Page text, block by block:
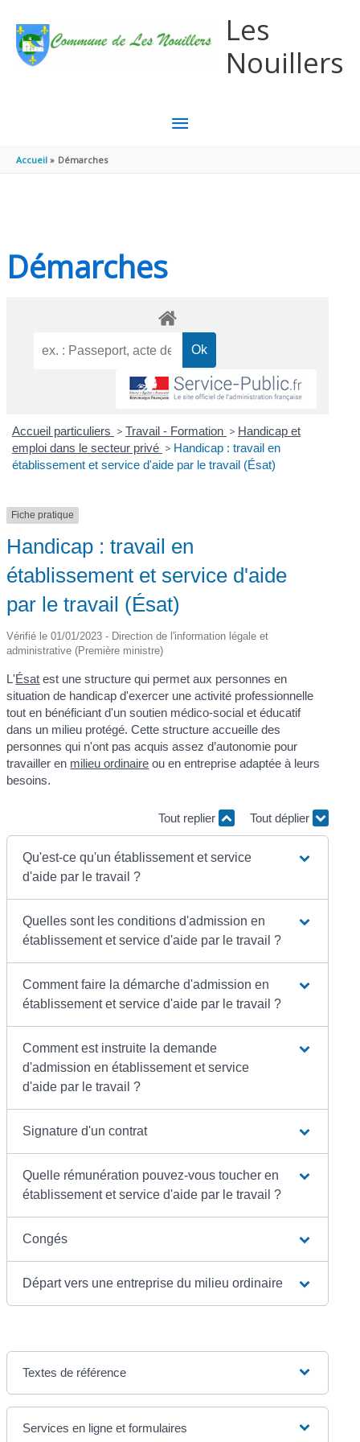
Les
Nouillers
MENU
Accueil Démarches
Démarches
Accueil particuliers > Travail - Formation > Handicap et
emploi dans le secteur privé > Handicap : travail en
établissement et service d'aide par le travail (Ésat)
Fiche pratique
Handicap : travail en
établissement et service d'aide
par le travail (Ésat)
Vérifié le 01/01/2023 - Direction de l'information légale et
administrative (Première ministre)
L'Ésat est une structure qui permet aux personnes en
situation de handicap d'exercer une activité professionnelle
tout en bénéficiant d'un soutien médico-social et éducatif
dans un milieu protégé. Cette structure accueille des
personnes qui n'ont pas acquis assez d’autonomie pour
travailler en milieu ordinaire ou en entreprise adaptée à leurs
besoins.
Tout replier Tout déplier
Qu'est-ce qu'un établissement et service
d'aide par le travail ?
Quelles sont les conditions d'admission en
établissement et service d'aide par le travail ?
Comment faire la démarche d'admission en
établissement et service d'aide par le travail ?
Comment est instruite la demande
d'admission en établissement et service
d'aide par le travail ?
Signature d'un contrat
Quelle rémunération pouvez-vous toucher en
établissement et service d'aide par le travail ?
Congés
Départ vers une entreprise du milieu ordinaire
Textes de référence
Services en ligne et formulaires